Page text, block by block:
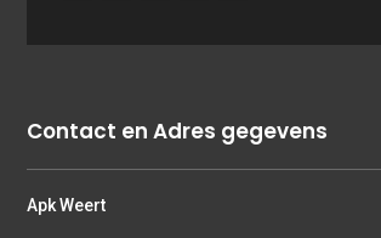
Contact en Adres gegevens
Apk Weert